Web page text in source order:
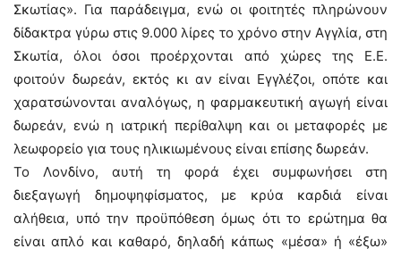
Σκωτίας». Για παράδειγμα, ενώ οι φοιτητές πληρώνουν
δίδακτρα γύρω στις 9.000 λίρες το χρόνο στην Αγγλία, στη
Σκωτία, όλοι όσοι προέρχονται από χώρες της Ε.Ε.
φοιτούν δωρεάν, εκτός κι αν είναι Εγγλέζοι, οπότε και
χαρατσώνονται αναλόγως, η φαρμακευτική αγωγή είναι
δωρεάν, ενώ η ιατρική περίθαλψη και οι μεταφορές με
λεωφορείο για τους ηλικιωμένους είναι επίσης δωρεάν.
Το Λονδίνο, αυτή τη φορά έχει συμφωνήσει στη
διεξαγωγή δημοψηφίσματος, με κρύα καρδιά είναι
αλήθεια, υπό την προϋπόθεση όμως ότι το ερώτημα θα
είναι απλό και καθαρό, δηλαδή κάπως «μέσα» ή «έξω»